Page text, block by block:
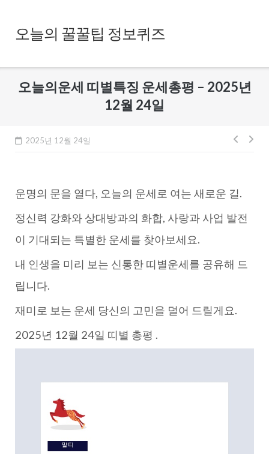
content오늘의 꿀꿀팁 정보퀴즈
오늘의운세 띠별특징 운세총평 – 2025년
12월 24일
2025년 12월 24일
글
게
이
운명의 문을 열다, 오늘의 운세로 여는 새로운 길.
정신력 강화와 상대방과의 화합, 사랑과 사업 발전
이 기대되는 특별한 운세를 찾아보세요.
내 인생을 미리 보는 신통한 띠별운세를 공유해 드
립니다.
재미로 보는 운세 당신의 고민을 덜어 드릴게요.
2025년 12월 24일 띠별 총평 .